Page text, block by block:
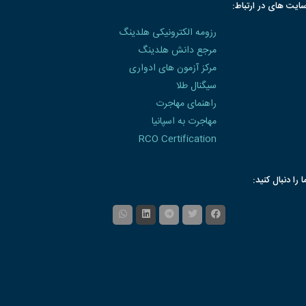
های در ارتباط:
رزومه الکترونیکی هلدینگ
مرجع دانش هلدینگ
مرکز آزمون های ادواری
سیگنال طلا
راهنمای مهاجرت
مهاجرت به اسپانیا
RCO Certification
را دنبال کنید: